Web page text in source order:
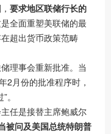
要求地区联储行长的
是全面重塑美联储的最
超出货币政策范畴
理事会重新批准。当
2月份的批准程序时，
。
任是接替主席鲍威尔
被问及美国总统特朗普